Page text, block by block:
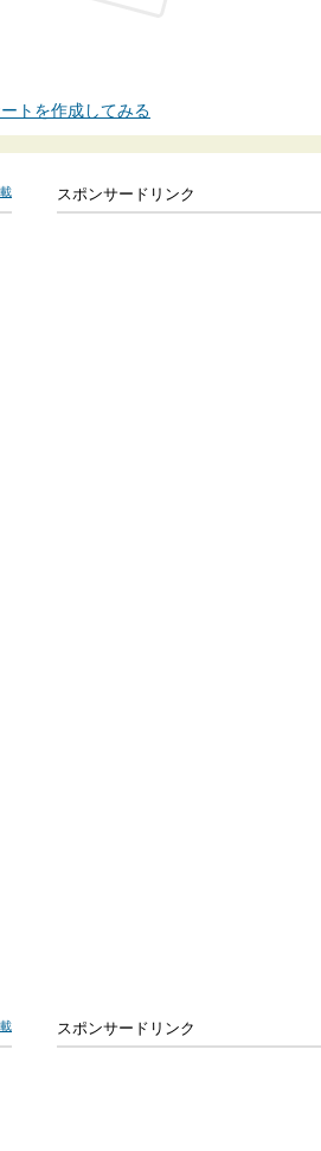
トを作成してみる
スポンサードリンク
スポンサードリンク